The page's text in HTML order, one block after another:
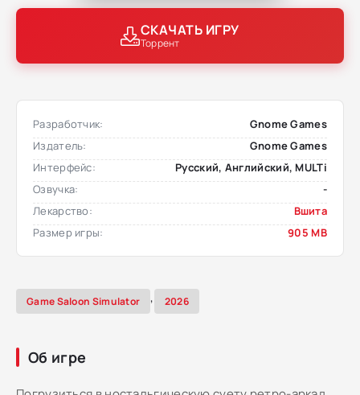
СКАЧАТЬ ИГРУ
Торрент
Разработчик:
Gnome Games
Издатель:
Gnome Games
Интерфейс:
Русский, Английский, MULTi
Озвучка:
-
Лекарство:
Вшита
Размер игры:
905 MB
Game Saloon Simulator , 2026
Об игре